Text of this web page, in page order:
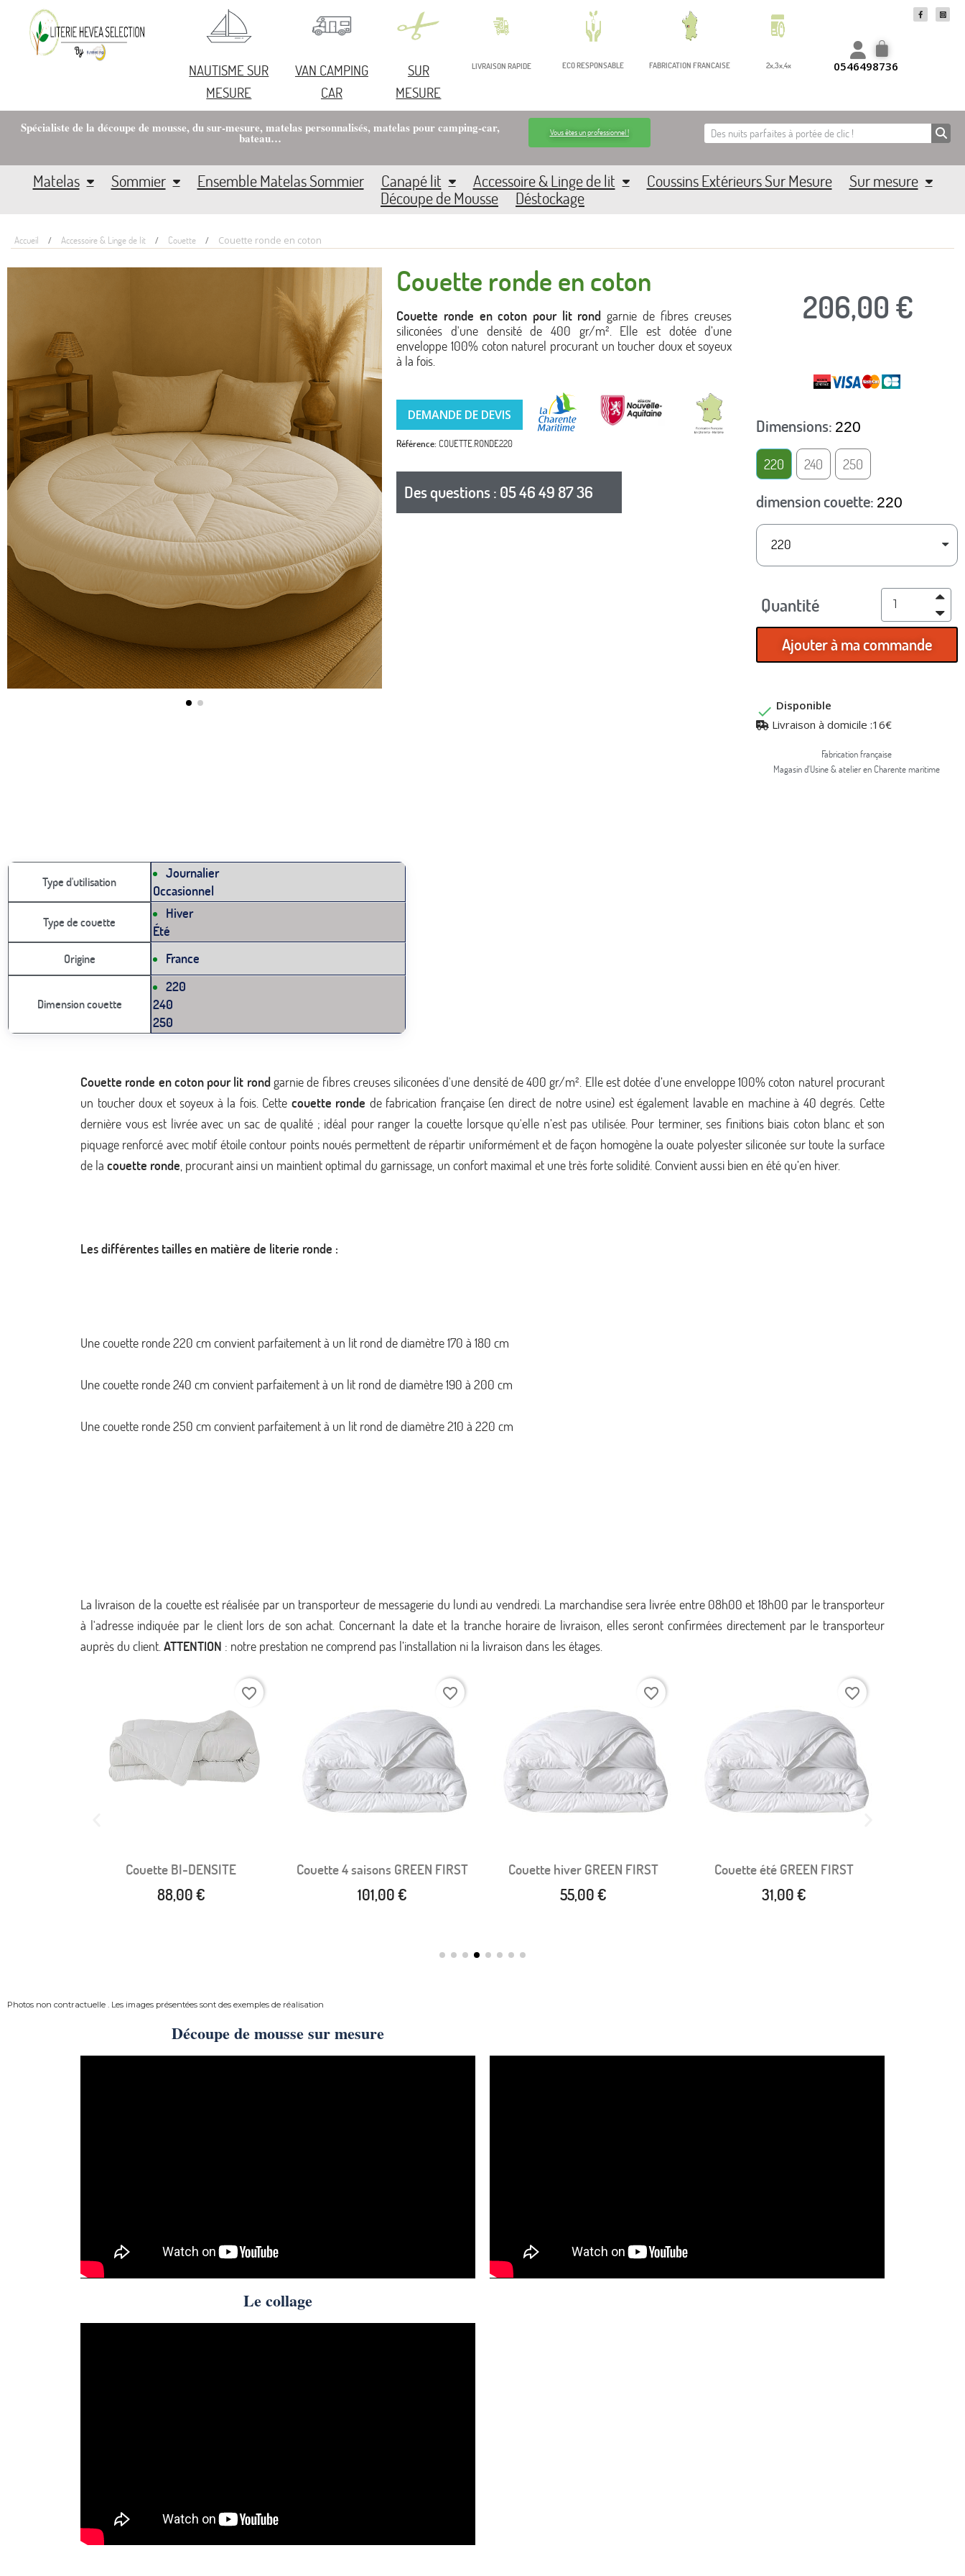
NAUTISME SUR
MESURE
VAN CAMPING
CAR
SUR
MESURE
LIVRAISON RAPIDE ECO RESPONSABLE FABRICATION FRANCAISE 2x,3x,4x 0546498736
Spécialiste de la découpe de mousse, du sur-mesure, matelas personnalisés, matelas pour camping-car,
bateau… Vous êtes un professionnel !
Matelas Sommier Ensemble Matelas Sommier Canapé lit Accessoire & Linge de lit Coussins Extérieurs Sur Mesure
Sur mesure
Découpe de Mousse
Déstockage
Accueil Accessoire & Linge de lit Couette Couette ronde en coton
Couette ronde en coton
Couette ronde en coton pour lit rond garnie de fibres creuses
siliconées d'une densité de 400 gr/m². Elle est dotée d’une
enveloppe 100% coton naturel procurant un toucher doux et soyeux
à la fois.
DEMANDE DE DEVIS
Référence COUETTE.RONDE220
Des questions : 05 46 49 87 36
206,00 €
Dimensions 220
220 240 250
dimension couette 220
Quantité
Ajouter à ma commande
 Disponible
Livraison à domicile :16€
Fabrication française
Magasin d'Usine & atelier en Charente maritime
Type d'utilisation
Journalier
Occasionnel
Type de couette
Hiver
Été
Origine France
Dimension couette
220
240
250
Couette ronde en coton pour lit rondgarnie de fibres creuses siliconées d'une densité de 400 gr/m². Elle est dotée d’une enveloppe 100% coton naturel procurant
un toucher doux et soyeux à la fois. Cette couette ronde de fabrication française (en direct de notre usine) est également lavable en machine à 40 degrés. Cette
dernière vous est livrée avec un sac de qualité ; idéal pour ranger la couette lorsque qu'elle n’est pas utilisée. Pour terminer, ses finitions biais coton blanc et son
piquage renforcé avec motif étoile contour points noués permettent de répartir uniformément et de façon homogène la ouate polyester siliconée sur toute la surface
de la couette ronde, procurant ainsi un maintient optimal du garnissage, un confort maximal et une très forte solidité. Convient aussi bien en été qu’en hiver.
Les différentes tailles en matière de literie ronde :
Une couette ronde 220 cm convient parfaitement à un lit rond de diamètre 170 à 180 cm
Une couette ronde 240 cm convient parfaitement à un lit rond de diamètre 190 à 200 cm
Une couette ronde 250 cm convient parfaitement à un lit rond de diamètre 210 à 220 cm
La livraison de la couette est réalisée par un transporteur de messagerie du lundi au vendredi. La marchandise sera livrée entre 08h00 et 18h00 par le transporteur
à l'adresse indiquée par le client lors de son achat. Concernant la date et la tranche horaire de livraison, elles seront confirmées directement par le transporteur
auprès du client.ATTENTION : notre prestation ne comprend pas l’installation ni la livraison dans les étages.
Aperçu rapide
Couette BI-DENSITE
88,00 €
favorite_border
Aperçu rapide
Couette 4 saisons GREEN FIRST
101,00 €
favorite_border
Aperçu rapide
Couette hiver GREEN FIRST
55,00 €
favorite_border
Aperçu rapide
Couette été GREEN FIRST
31,00 €
favorite_border
Photos non contractuelle . Les images présentées sont des exemples de réalisation
Découpe de mousse sur mesure
Le collage